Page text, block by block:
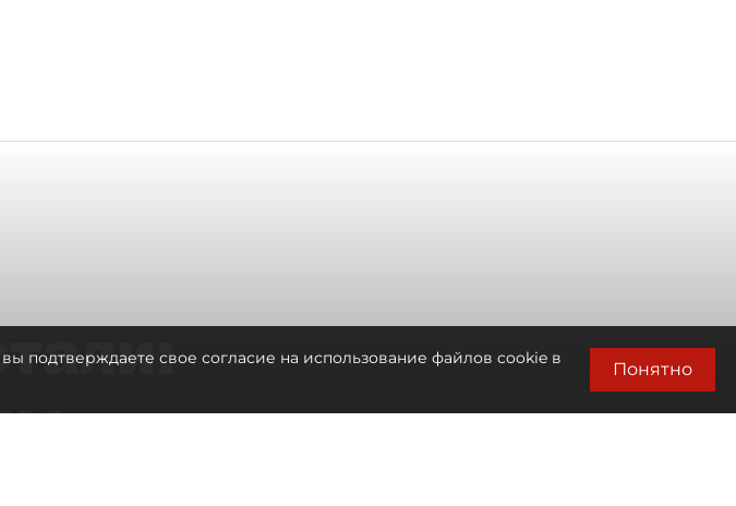
подтверждаете свое согласие на использование файлов cookie в
Понятно